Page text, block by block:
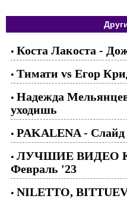
• Коста Лакоста -
• Тимати vs Егор
• Надежда
уходишь
• PAKALENA - Слайд
• ЛУЧШИЕ ВИДЕО
Февраль '23
• NILETTO,